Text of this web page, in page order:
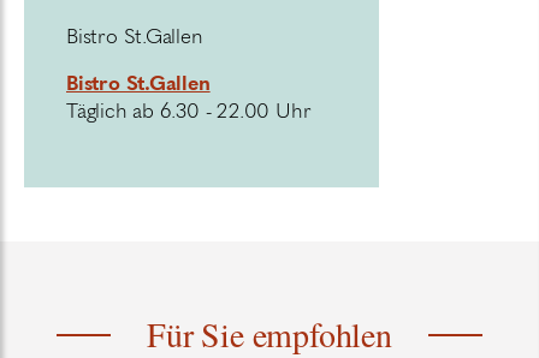
Bistro St.Gallen
Bistro St.Gallen
Täglich ab 6.30 - 22.00 Uhr
Für Sie empfohlen